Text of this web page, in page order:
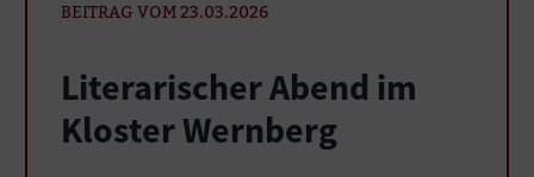
BEITRAG VOM 23.03.2026
Literarischer Abend im
Kloster Wernberg